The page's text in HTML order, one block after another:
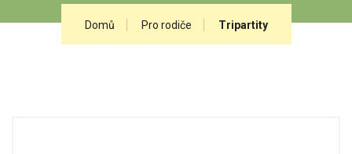
Domů Pro rodiče Tripartity